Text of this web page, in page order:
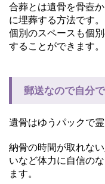
合葬とは遺骨を骨壺
に埋葬する方法です。
個別のスペースも個
することができます。
郵送なので自分
遺骨はゆうパックで
納骨の時間が取れな
いなど体力に自信の
ます。